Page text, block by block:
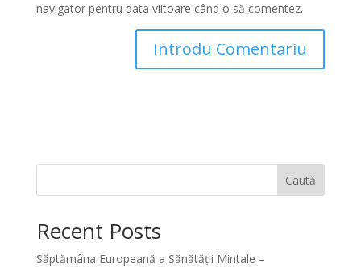
navigator pentru data viitoare când o să comentez.
Caută
Recent Posts
Săptămâna Europeană a Sănătății Mintale –